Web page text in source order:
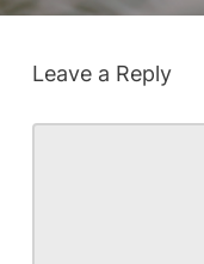
Leave a Reply